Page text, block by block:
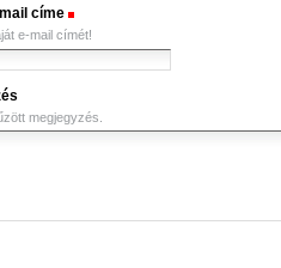
címe
e-mail címét!
megjegyzés.